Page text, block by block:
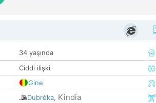
34 yaşında
Ciddi ilişki
Gine
Dubréka, Kindia